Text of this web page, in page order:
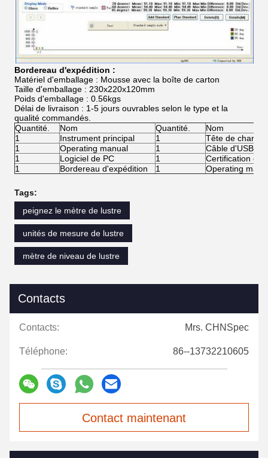
Bordereau d'expédition :
Matériel d'emballage : Mousse avec la boîte de carton
Taille d'emballage : 230x220x120mm
Poids d'emballage : 0.56kgs
Délai de livraison : 1-5 jours ouvrables selon le type et la
qualité commandés.
Quantité.
Nom Quantité.
Nom
1
Instrument principal 1
Tête de
1
Operating manual 1
Câble d'USB
1
Logiciel de PC 1
Certification de
1
Bordereau d'expédition 1 Operating
Tags:
peignez le mètre de lustre
unités de mesure de lustre
mètre de niveau de lustre
Contacts
Contacts: Mrs. CHNSpec
Téléphone: 86--13732210605
Contact maintenant